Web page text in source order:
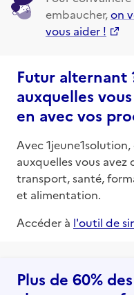
embaucher,on
vous aider !
Futur alternant
auxquelles
en avec vos
Avec
auxquelles vous
transport, santé,
et alimentation.
Accéder à l'outil de
Plus de 60%